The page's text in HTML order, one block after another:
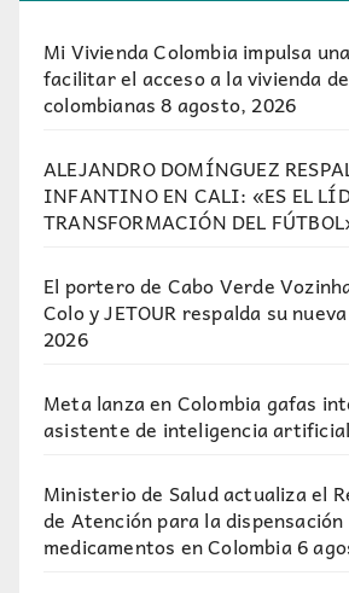
Mi Vivienda Colombia impulsa
facilitar el acceso a la vivienda
colombianas 8 agosto, 2026
ALEJANDRO DOMÍNGUEZ
INFANTINO EN CALI: «ES EL
TRANSFORMACIÓN DEL
El portero de Cabo Verde
Colo y JETOUR respalda su
2026
Meta lanza en Colombia gafas
asistente de inteligencia artificial
Ministerio de Salud actualiza el
de Atención para la dispensación
medicamentos en Colombia6